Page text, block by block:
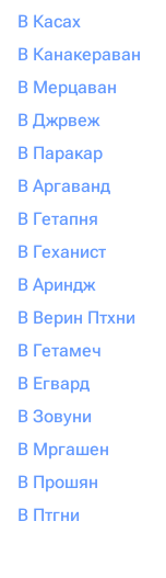
В Касах
В Канакераван
В Мерцаван
В Джрвеж
В Паракар
В Аргаванд
В Гетапня
В Геханист
В Ариндж
В Верин Птхни
В Гетамеч
В Егвард
В Зовуни
В Мргашен
В Прошян
В Птгни